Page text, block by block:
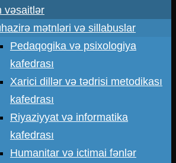
vəsaitlər
mətnləri və sillabuslar
Pedaqogika və psixologiya
kafedrası
Xarici dillər və tədrisi metodikası
kafedrası
Riyaziyyat və informatika
kafedrası
Humanitar və ictimai fənlər